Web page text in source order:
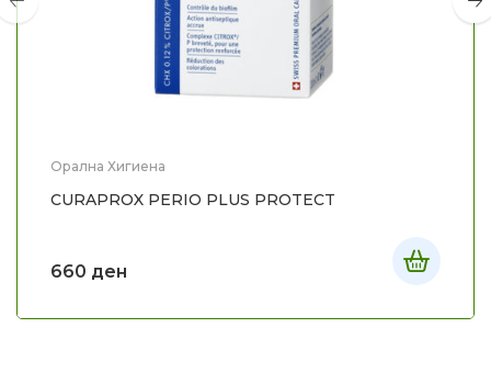
Орална Хигиена
CURAPROX PERIO PLUS PROTECT
660 ден